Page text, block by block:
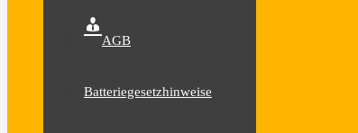
AGB
Batteriegesetzhinweise